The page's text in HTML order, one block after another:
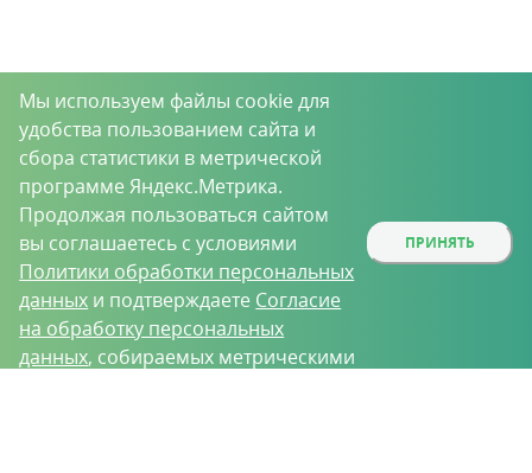
Мы используем файлы cookie для
удобства пользованием сайта и
сбора статистики в метрической
программе Яндекс.Метрика.
Продолжая пользоваться сайтом
вы соглашаетесь с условиями
Политики обработки персональных
данных и подтверждаете Согласие
на обработку персональных
данных, собираемых метрическими
ПРИНЯТЬ